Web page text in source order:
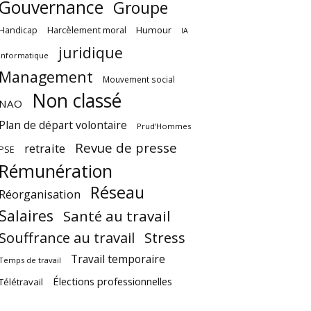
Gouvernance Groupe
Harcèlement moral Humour IA
Informatique
juridique
Management
Mouvement social
NAO Non classé
Plan de départ volontaire Prud'Hommes
retraite Revue de presse
Rémunération
Réorganisation Réseau
Salaires Santé au travail
Souffrance au travail Stress
de travail Travail temporaire
Élections professionnelles